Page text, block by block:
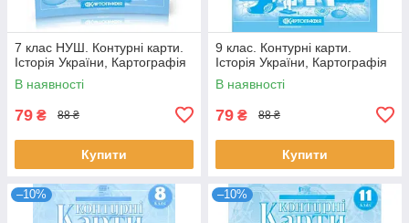
7 клас НУШ. Контурні карти.
Історія України, Картографія
В наявності
79 ₴ 88 ₴
Купити
9 клас. Контурні карти.
Історія України, Картографія
В наявності
79 ₴ 88 ₴
Купити
–10% –10%